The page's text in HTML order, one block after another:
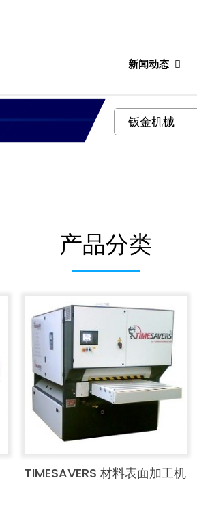
新闻动态
产品分类
TIMESAVERS 材料表面加工机